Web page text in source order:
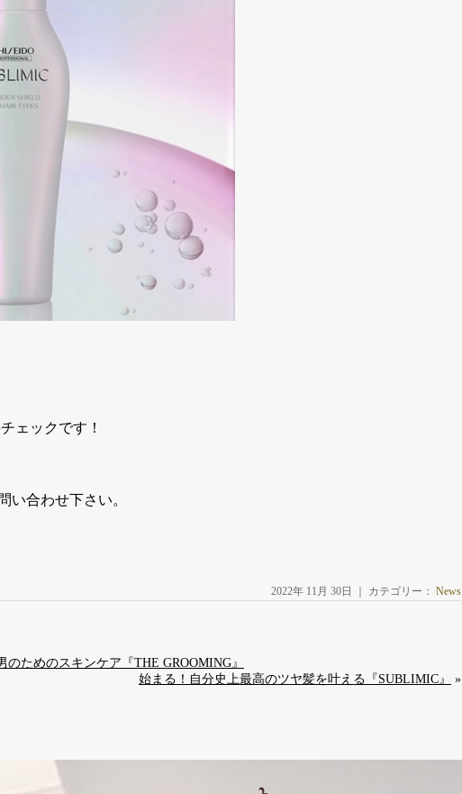
ェックです！
い合わせ下さい。
2022年 11月 30日 ｜ カテゴリー： News
ためのスキンケア『THE GROOMING』
始まる！自分史上最高のツヤ髪を叶える『SUBLIMIC』
»